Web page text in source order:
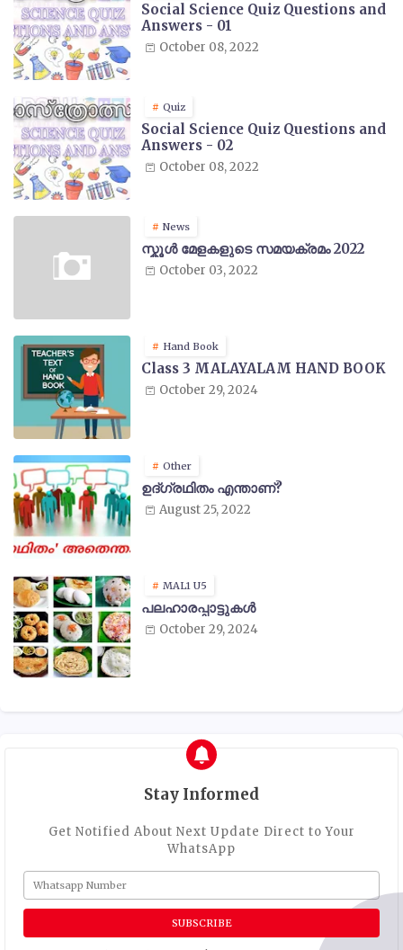
Social Science Quiz Questions and
Answers - 01
October 08, 2022
Quiz
Social Science Quiz Questions and
Answers - 02
October 08, 2022
News
സ്കൂൾ മേളകളുടെ സമയക്രമം 2022
October 03, 2022
Hand Book
Class 3 MALAYALAM HAND BOOK
October 29, 2024
Other
ഉദ്ഗ്രഥിതം എന്താണ്?
August 25, 2022
MAL1 U5
പലഹാരപ്പാട്ടുകൾ
October 29, 2024
Stay Informed
Get Notified About Next Update Direct to Your
WhatsApp